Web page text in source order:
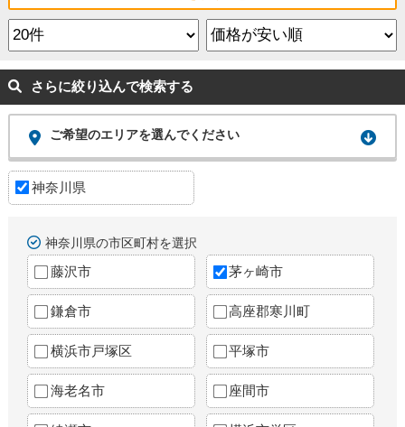
さらに絞り込んで検索する
ご希望のエリアを選んでください
神奈川県
神奈川県の市区町村を選択
藤沢市 茅ヶ崎市
鎌倉市 高座郡寒川町
横浜市戸塚区 平塚市
海老名市 座間市